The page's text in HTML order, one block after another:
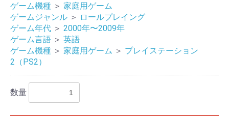
ゲーム機種 ＞ 家庭用ゲーム
ゲームジャンル ＞ ロールプレイング
ゲーム年代 ＞ 2000年〜2009年
ゲーム言語 ＞ 英語
ゲーム機種 ＞ 家庭用ゲーム ＞ プレイステーション
2（PS2）
数量
お買い物を続ける